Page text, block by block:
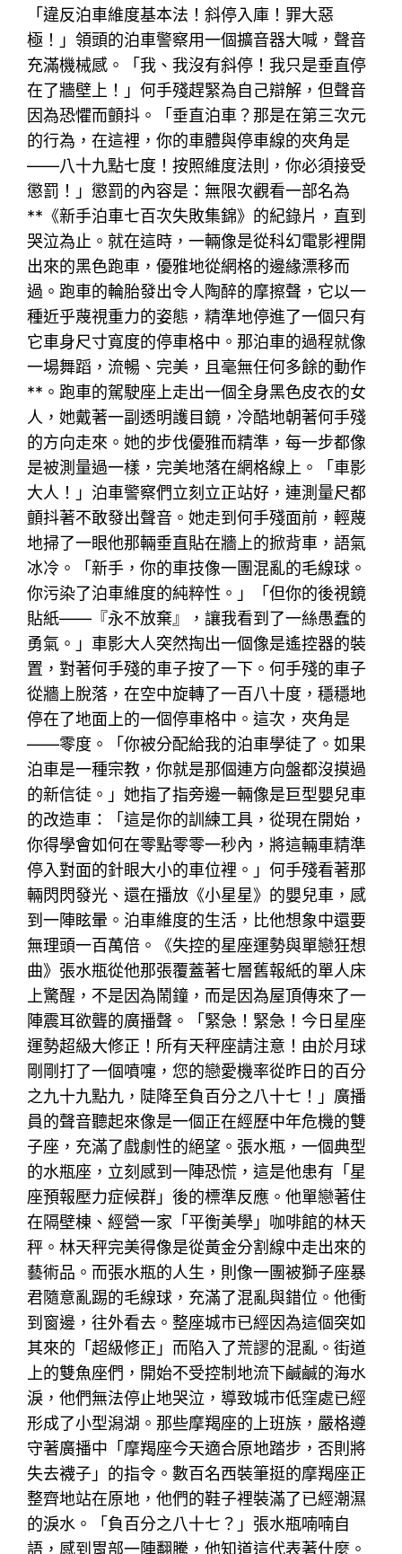
「違反泊車維度基本法！斜停入庫！罪大惡
極！」領頭的泊車警察用一個擴音器大喊，聲音
充滿機械感。「我、我沒有斜停！我只是垂直停
在了牆壁上！」何手殘趕緊為自己辯解，但聲音
因為恐懼而顫抖。「垂直泊車？那是在第三次元
的行為，在這裡，你的車體與停車線的夾角是
——八十九點七度！按照維度法則，你必須接受
懲罰！」懲罰的內容是：無限次觀看一部名為
**《新手泊車七百次失敗集錦》的紀錄片，直到
哭泣為止。就在這時，一輛像是從科幻電影裡開
出來的黑色跑車，優雅地從網格的邊緣漂移而
過。跑車的輪胎發出令人陶醉的摩擦聲，它以一
種近乎蔑視重力的姿態，精準地停進了一個只有
它車身尺寸寬度的停車格中。那泊車的過程就像
一場舞蹈，流暢、完美，且毫無任何多餘的動作
**。跑車的駕駛座上走出一個全身黑色皮衣的女
人，她戴著一副透明護目鏡，冷酷地朝著何手殘
的方向走來。她的步伐優雅而精準，每一步都像
是被測量過一樣，完美地落在網格線上。「車影
大人！」泊車警察們立刻立正站好，連測量尺都
顫抖著不敢發出聲音。她走到何手殘面前，輕蔑
地掃了一眼他那輛垂直貼在牆上的掀背車，語氣
冰冷。「新手，你的車技像一團混亂的毛線球。
你污染了泊車維度的純粹性。」「但你的後視鏡
貼紙——『永不放棄』，讓我看到了一絲愚蠢的
勇氣。」車影大人突然掏出一個像是遙控器的裝
置，對著何手殘的車子按了一下。何手殘的車子
從牆上脫落，在空中旋轉了一百八十度，穩穩地
停在了地面上的一個停車格中。這次，夾角是
——零度。「你被分配給我的泊車學徒了。如果
泊車是一種宗教，你就是那個連方向盤都沒摸過
的新信徒。」她指了指旁邊一輛像是巨型嬰兒車
的改造車：「這是你的訓練工具，從現在開始，
你得學會如何在零點零零一秒內，將這輛車精準
停入對面的針眼大小的車位裡。」何手殘看著那
輛閃閃發光、還在播放《小星星》的嬰兒車，感
到一陣眩暈。泊車維度的生活，比他想象中還要
無理頭一百萬倍。《失控的星座運勢與單戀狂想
曲》張水瓶從他那張覆蓋著七層舊報紙的單人床
上驚醒，不是因為鬧鐘，而是因為屋頂傳來了一
陣震耳欲聾的廣播聲。「緊急！緊急！今日星座
運勢超級大修正！所有天秤座請注意！由於月球
剛剛打了一個噴嚏，您的戀愛機率從昨日的百分
之九十九點九，陡降至負百分之八十七！」廣播
員的聲音聽起來像是一個正在經歷中年危機的雙
子座，充滿了戲劇性的絕望。張水瓶，一個典型
的水瓶座，立刻感到一陣恐慌，這是他患有「星
座預報壓力症候群」後的標準反應。他單戀著住
在隔壁棟、經營一家「平衡美學」咖啡館的林天
秤。林天秤完美得像是從黃金分割線中走出來的
藝術品。而張水瓶的人生，則像一團被獅子座暴
君隨意亂踢的毛線球，充滿了混亂與錯位。他衝
到窗邊，往外看去。整座城市已經因為這個突如
其來的「超級修正」而陷入了荒謬的混亂。街道
上的雙魚座們，開始不受控制地流下鹹鹹的海水
淚，他們無法停止地哭泣，導致城市低窪處已經
形成了小型潟湖。那些摩羯座的上班族，嚴格遵
守著廣播中「摩羯座今天適合原地踏步，否則將
失去襪子」的指令。數百名西裝筆挺的摩羯座正
整齊地站在原地，他們的鞋子裡裝滿了已經潮濕
的淚水。「負百分之八十七？」張水瓶喃喃自
語，感到胃部一陣翻騰，他知道這代表著什麼。